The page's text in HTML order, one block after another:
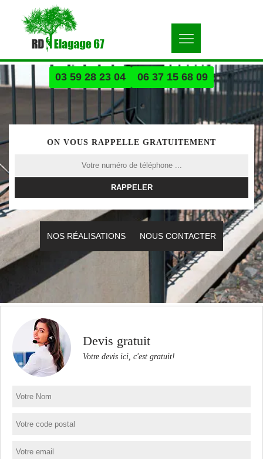
03 59 28 23 04 06 37 15 68 09
ON VOUS RAPPELLE GRATUITEMENT
NOS RÉALISATIONS NOUS CONTACTER
Devis gratuit
Votre devis ici, c'est gratuit!